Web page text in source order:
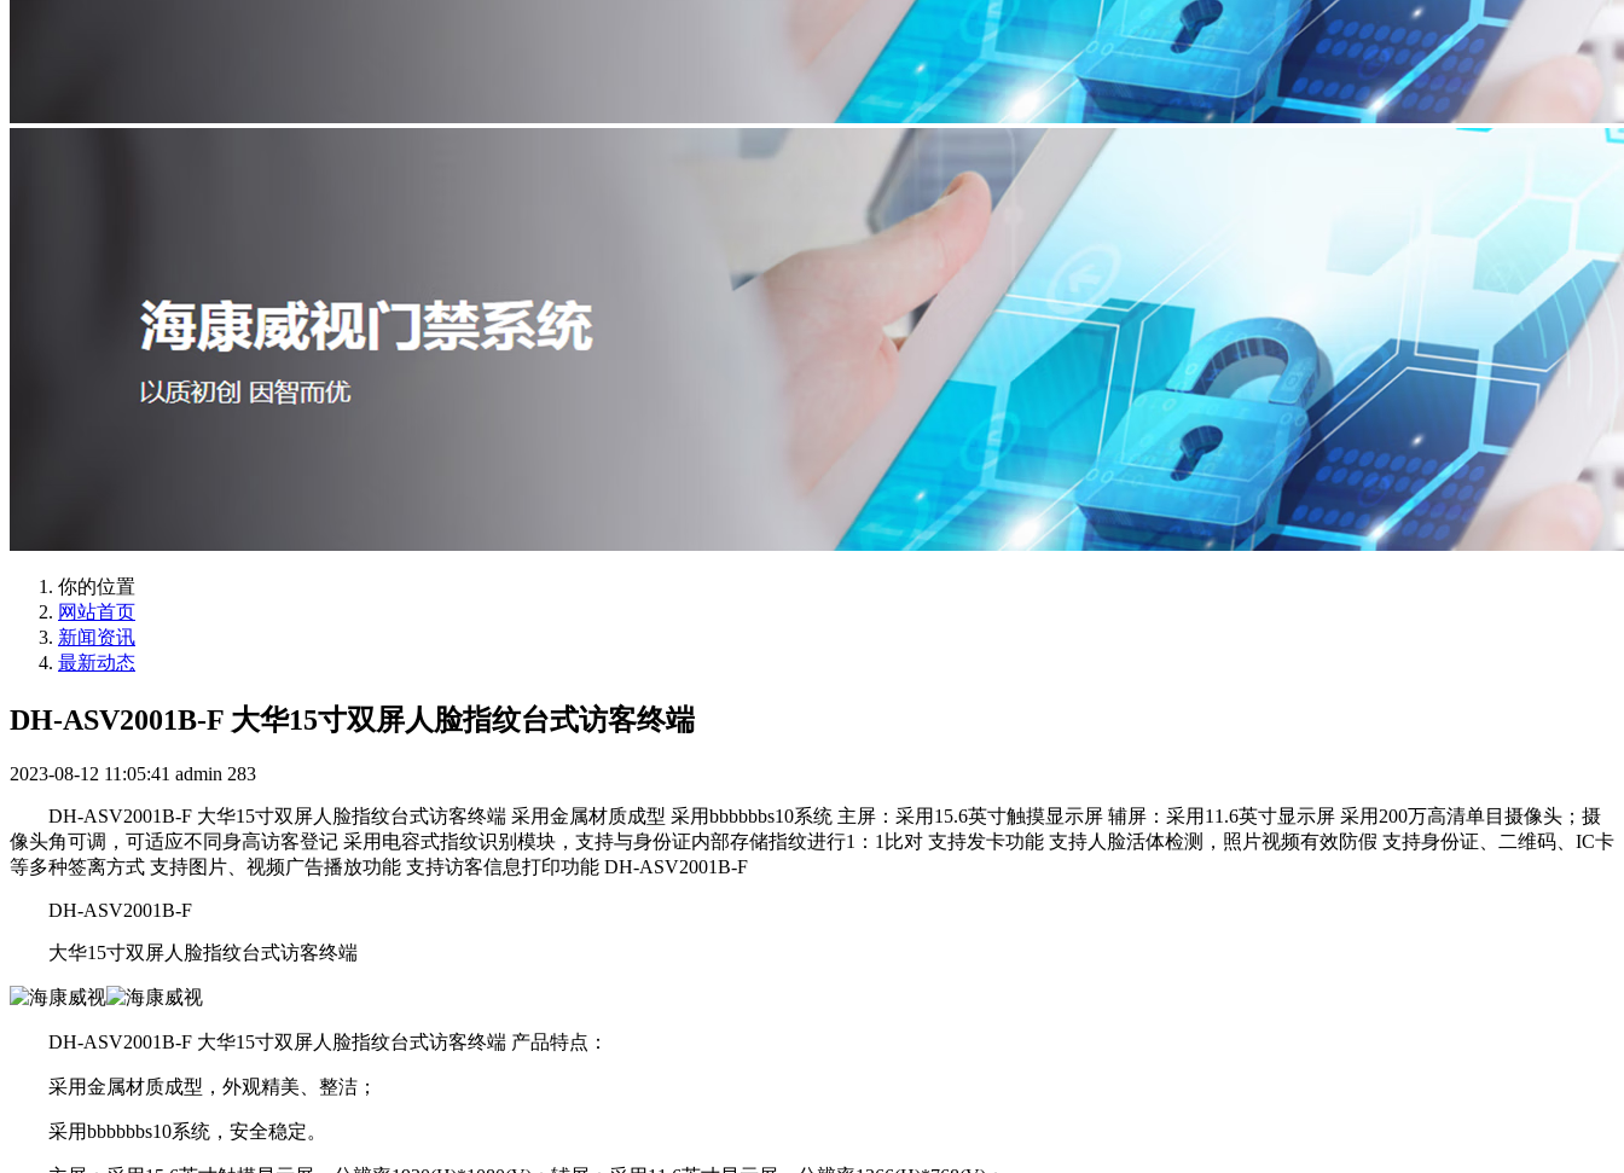
你的位置
网站首页
新闻资讯
最新动态
DH-ASV2001B-F 大华15寸双屏人脸指纹台式访客终端
2023-08-12 11:05:41 admin 283
DH-ASV2001B-F 大华15寸双屏人脸指纹台式访客终端 采用金属材质成型 采用bbbbbbs10系统 主屏：采用15.6英寸触摸显示屏 辅屏：采用11.6英寸显示屏 采用200万高清单目摄像头；摄
像头角可调，可适应不同身高访客登记 采用电容式指纹识别模块，支持与身份证内部存储指纹进行1：1比对 支持发卡功能 支持人脸活体检测，照片视频有效防假 支持身份证、二维码、IC卡
等多种签离方式 支持图片、视频广告播放功能 支持访客信息打印功能 DH-ASV2001B-F
DH-ASV2001B-F
大华15寸双屏人脸指纹台式访客终端
DH-ASV2001B-F 大华15寸双屏人脸指纹台式访客终端 产品特点：
采用金属材质成型，外观精美、整洁；
采用bbbbbbs10系统，安全稳定。